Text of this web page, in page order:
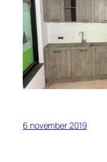
6 november 2019